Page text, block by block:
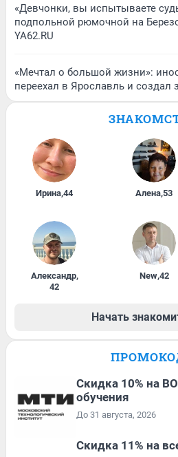
«Девчонки, вы испытываете
подпольной рюмочной на
YA62.RU
«Мечтал о большой жизни»:
переехал в Ярославль и создал
Ирина,44 Алена,53
Александр,
42
New,42
Начать
Скидка 10% на
обучения
До 31 августа, 2026
Скидка 11% на